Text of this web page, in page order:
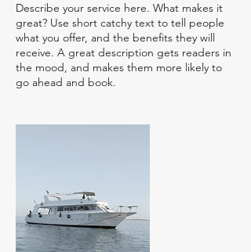
Describe your service here. What makes it
great? Use short catchy text to tell people
what you offer, and the benefits they will
receive. A great description gets readers in
the mood, and makes them more likely to
go ahead and book.